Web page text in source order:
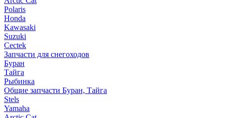
Polaris
Honda
Kawasaki
Suzuki
Cectek
Запчасти для снегоходов
Буран
Тайга
Рыбинка
Общие запчасти Буран, Тайга
Stels
Yamaha